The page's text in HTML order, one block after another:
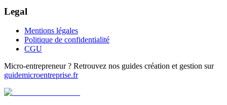
Legal
Mentions légales
Politique de confidentialité
CGU
Micro-entrepreneur ? Retrouvez nos guides création et gestion sur
guidemicroentreprise.fr